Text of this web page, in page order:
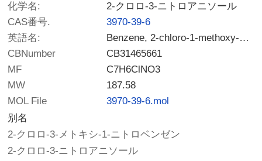
化学名:
2-クロロ-3-ニトロアニソール
CAS番号.
3970-39-6
英語名:
Benzene, 2-chloro-1-methoxy-3-nitro-
CBNumber
CB31465661
MF
C7H6ClNO3
MW
187.58
MOL File
3970-39-6.mol
别名
2-クロロ-3-メトキシ-1-ニトロベンゼン
2-クロロ-3-ニトロアニソール